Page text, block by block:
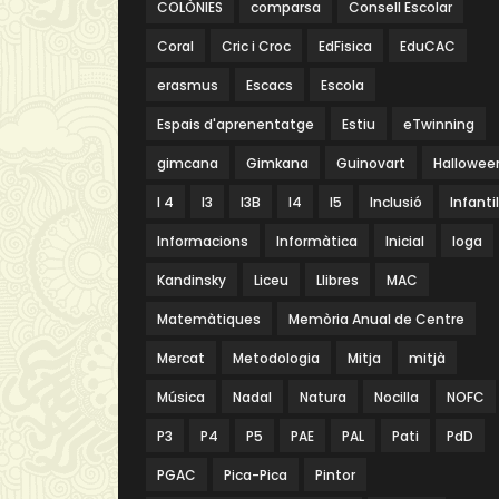
COLÒNIES comparsa Consell Escolar
Coral Cric i Croc EdFisica EduCAC
erasmus Escacs Escola
Espais d'aprenentatge Estiu eTwinning
gimcana Gimkana Guinovart
I 4 I3 I3B I4 I5 Inclusió Infantil
Informacions Informàtica Inicial Ioga
Kandinsky Liceu Llibres MAC
Matemàtiques Memòria Anual de Centre
Mercat Metodologia Mitja mitjà
Música Nadal Natura Nocilla NOFC
P3 P4 P5 PAE PAL Pati PdD
PGAC Pica-Pica Pintor